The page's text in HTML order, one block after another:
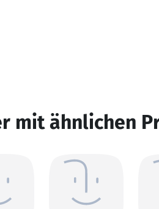
mit ähnlichen